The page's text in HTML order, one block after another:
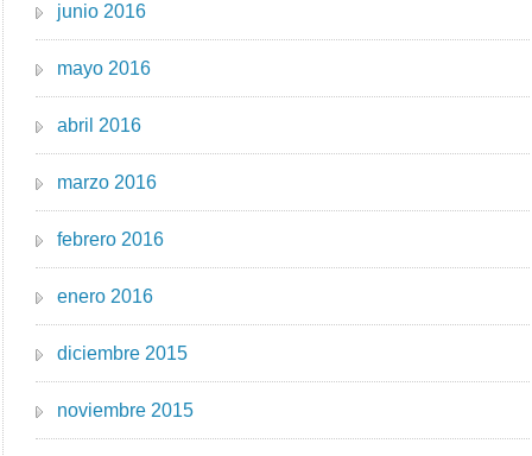
junio 2016
mayo 2016
abril 2016
marzo 2016
febrero 2016
enero 2016
diciembre 2015
noviembre 2015